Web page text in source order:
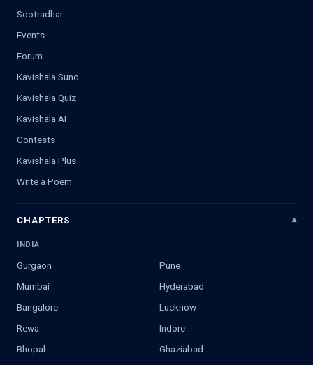
Sootradhar
Events
Forum
Kavishala Suno
Kavishala Quiz
Kavishala AI
Contests
Kavishala Plus
Write a Poem
CHAPTERS
INDIA
Gurgaon
Pune
Mumbai
Hyderabad
Bangalore
Lucknow
Rewa
Indore
Bhopal
Ghaziabad